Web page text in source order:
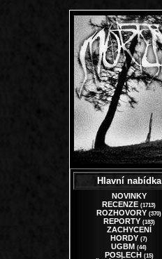
Hlavní nabídka
NOVINKY
RECENZE (1713)
ROZHOVORY (370)
REPORTY (183)
ZACHYCENÍ
HORDY (7)
UGBM (44)
POSLECH (15)